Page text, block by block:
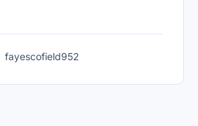
fayescofield952